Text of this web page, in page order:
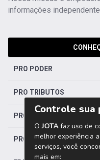
informações
PRO PODER
PRO TRIBUTOS
PRO TRABALHISTA
PRO SAÚDE